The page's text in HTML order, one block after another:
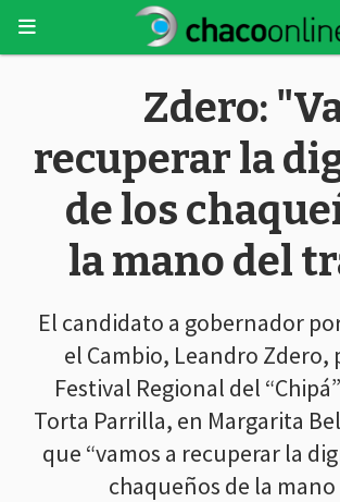
Zdero:
recuperar la
de los
la mano del
El candidato a gobernador
el Cambio, Leandro Zdero,
Festival Regional del
Torta Parrilla, en Margarita
que “vamos a recuperar la
chaqueños de la mano